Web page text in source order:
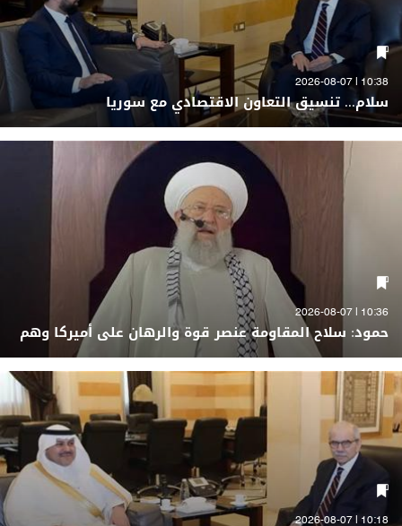
10:38 | 2026-08-07
سلام... تنسيق التعاون الاقتصادي مع سوريا
10:36 | 2026-08-07
حمود: سلاح المقاومة عنصر قوة والرهان على أميركا وهم
10:18 | 2026-08-07